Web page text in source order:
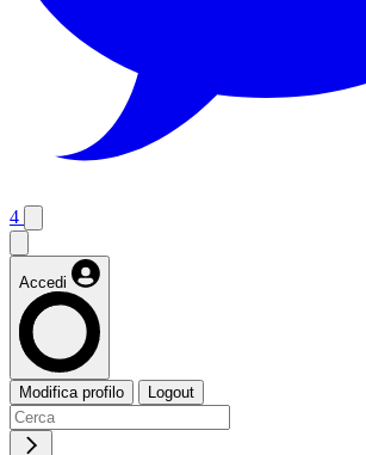
4
Accedi
Modifica profilo Logout